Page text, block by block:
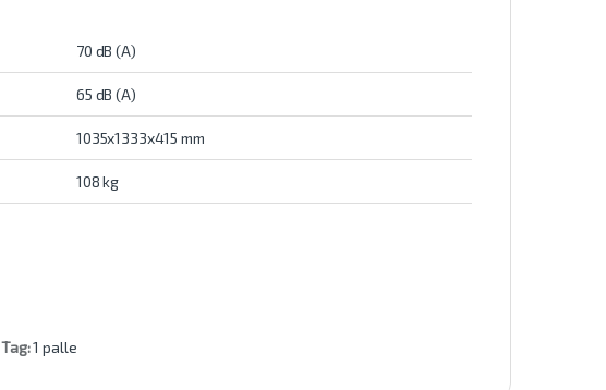
70 dB (A)
65 dB (A)
1035x1333x415 mm
108 kg
Tag:1 palle